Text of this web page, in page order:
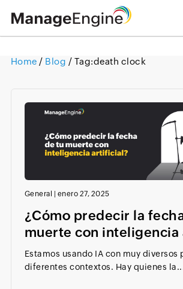
Home / Blog / Tag:death clock
General enero 27, 2025
¿Cómo predecir la
muerte con
Estamos usando IA con muy diversos
diferentes contextos. Hay quienes